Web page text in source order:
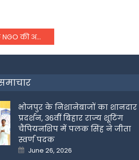
में किराए पर दे रहे ऑक्सीजन कंसंट्रेटर
भोजपुर के निशानेबाजों का शानदार
प्रदर्शन, 36वीं बिहार राज्य शूटिंग
चैंपियनशिप में पलक सिंह ने जीता
स्वर्ण पदक
Posted
on
June 26, 2026